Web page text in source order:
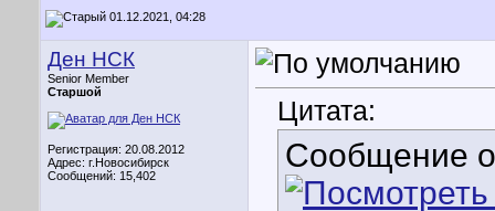
01.12.2021, 04:28
Ден НСК
Senior Member
Старшой
Регистрация: 20.08.2012
Адрес: г.Новосибирск
Сообщений: 15,402
Цитата:
Сообщение